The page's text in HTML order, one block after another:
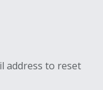
address to reset